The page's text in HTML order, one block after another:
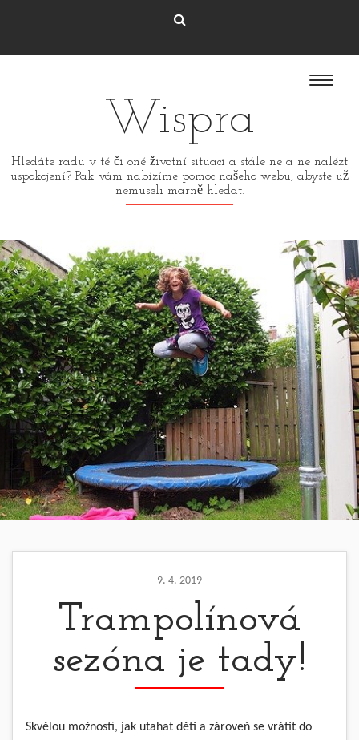
Wispra
Hledáte radu v té či oné životní situaci a stále ne a ne nalézt
uspokojení? Pak vám nabízíme pomoc našeho webu, abyste už
nemuseli marně hledat.
9. 4. 2019
Trampolínová
sezóna je tady!
Skvělou možností, jak utahat děti a zároveň se vrátit do